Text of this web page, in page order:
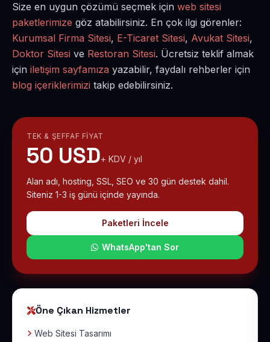
Size en uygun çözümü seçmek için web sitesi
paketlerimize göz atabilirsiniz. En çok ilgi görenler:
Kurumsal Firma Sitesi, E-Ticaret Sitesi, Avukat Sitesi,
Doktor Sitesi ve Restoran Sitesi. Ücretsiz teklif almak
için iletişim sayfamıza yazabilir, faydalı rehberler için
blog içeriklerimizi takip edebilirsiniz.
TEK & ŞEFFAF FIYAT
50 USD+ KDV / yıl
Alan adı, hosting, SSL, SEO ve 30 gün destek dahil.
Siteniz 1-3 iş günü içinde yayında.
Paketleri İncele
WhatsApp'tan Sor
Öne Çıkan Hizmetler
Web Sitesi Tasarımı